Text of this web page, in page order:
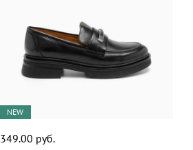
NEW
349.00 руб.